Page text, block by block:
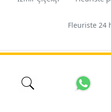
Fleuriste 24